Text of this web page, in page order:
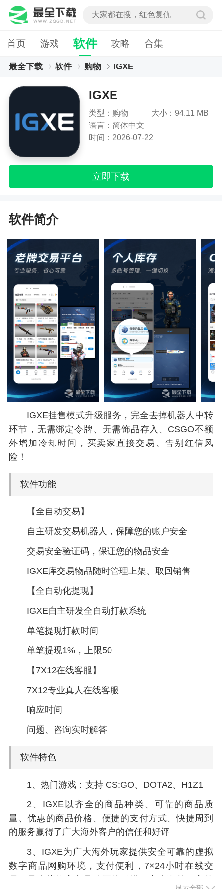
首页 游戏 软件 攻略 合集
最全下载 软件 购物 IGXE
IGXE
类型：购物
大小：94.11 MB
语言：简体中文
时间：2026-07-22
立即下载
软件简介
IGXE挂售模式升级服务，完全去掉机器人中转
环节，无需绑定令牌、无需饰品存入、CSGO不额
外增加冷却时间，买卖家直接交易、告别红信风
险！
软件功能
【全自动交易】
自主研发交易机器人，保障您的账户安全
交易安全验证码，保证您的物品安全
IGXE库交易物品随时管理上架、取回销售
【全自动化提现】
IGXE自主研发全自动打款系统
单笔提现打款时间
单笔提现1%，上限50
【7X12在线客服】
7X12专业真人在线客服
响应时间
问题、咨询实时解答
软件特色
1、热门游戏：支持 CS:GO、DOTA2、H1Z1
2、IGXE以齐全的商品种类、可靠的商品质
量、优惠的商品价格、便捷的支付方式、快捷周到
的服务赢得了广大海外客户的信任和好评
3、IGXE为广大海外玩家提供安全可靠的虚拟
数字商品网购环境，支付便利，7×24小时在线交